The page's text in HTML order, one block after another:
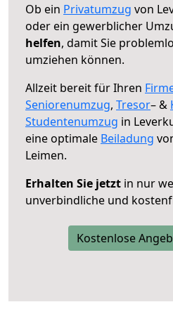
Ob ein Privatumzug von
oder ein gewerblicher
helfen, damit Sie
umziehen können.
Allzeit bereit für Ihren
Seniorenumzug, Tresor– &
Studentenumzug in
eine optimale Beiladung
Leimen.
Erhalten Sie jetzt in nur
unverbindliche und
Kostenlose